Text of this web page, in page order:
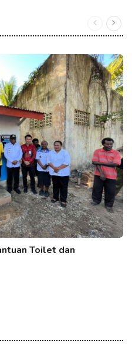
Toilet dan